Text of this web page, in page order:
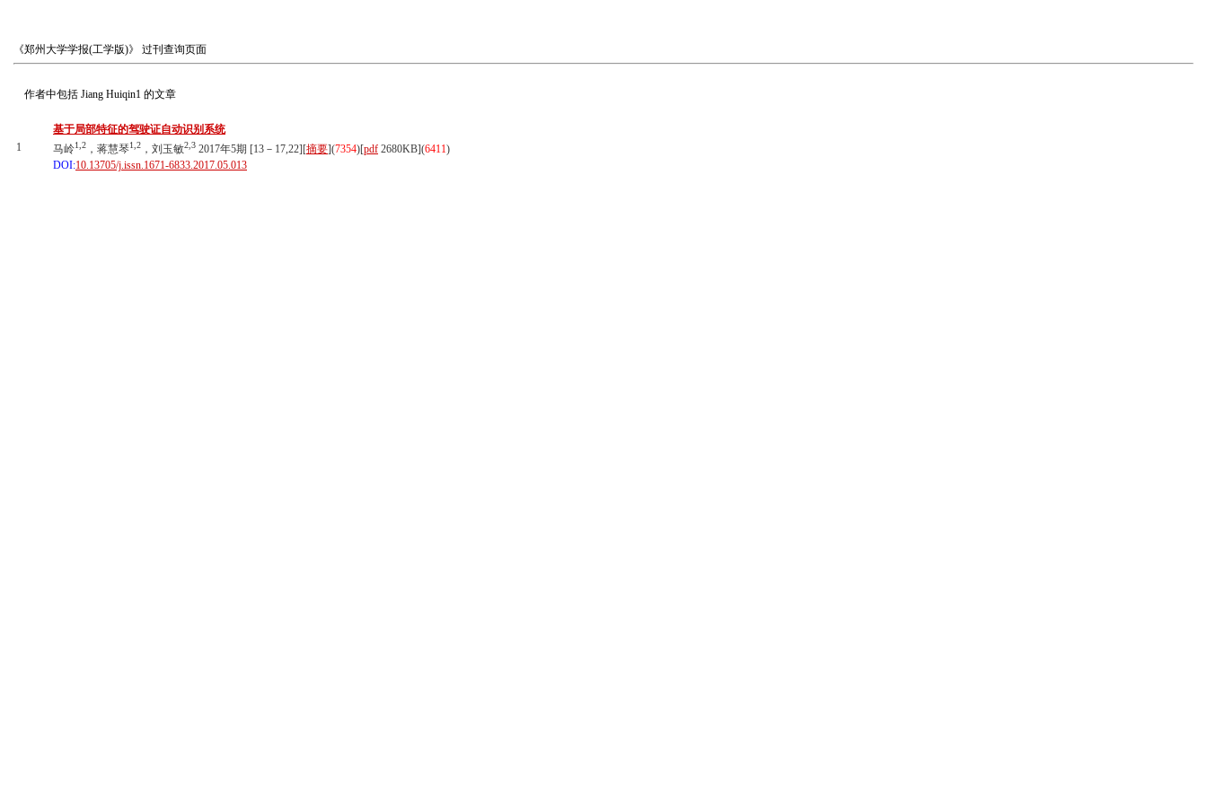
《郑州大学学报(工学版)》 过刊查询页面
作者中包括 Jiang Huiqin1 的文章
1
基于局部特征的驾驶证自动识别系统
马岭1,2 ，蒋慧琴1,2 ，刘玉敏2,3 2017年5期 [13－17,22][摘要](7354)[pdf 2680KB](6411)
DOI:10.13705/j.issn.1671-6833.2017.05.013